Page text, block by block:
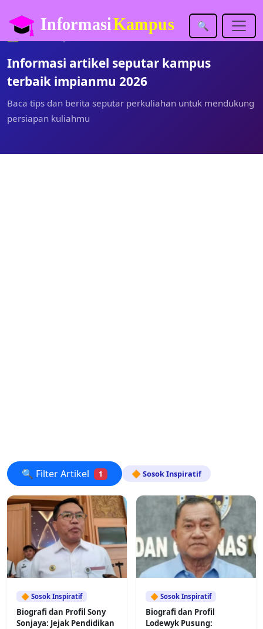
🔍
🏡Inforkampus.com
Informasi artikel seputar kampus
terbaik impianmu 2026
Baca tips dan berita seputar perkuliahan untuk mendukung
persiapan kuliahmu
🔍 Filter Artikel 1 🔶 Sosok Inspiratif
🔶 Sosok Inspiratif
Biografi dan Profil Sony
Sonjaya: Jejak Pendidikan
🔶 Sosok Inspiratif
Biografi dan Profil
Lodewyk Pusung: